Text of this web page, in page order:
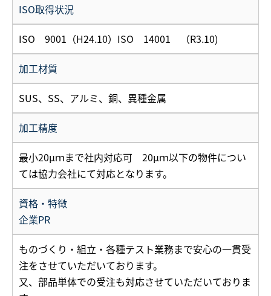
ISO取得状況
ISO 9001（H24.10）ISO 14001 （R3.10)
加工材質
SUS、SS、アルミ、銅、異種金属
加工精度
最小20μｍまで社内対応可 20μｍ以下の物件につい
ては協力会社にて対応となります。
資格・特徴
企業PR
ものづくり・組立・各種テスト業務まで安心の一貫受
注をさせていただいております。
又、部品単体での受注も対応させていただいておりま